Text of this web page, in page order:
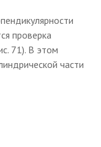
проверка
71). В этом
части